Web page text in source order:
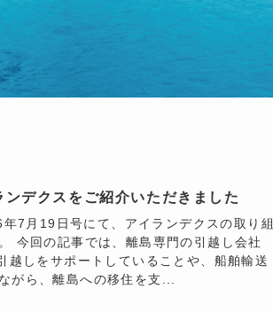
デクスをご紹介いただきました
7月19日号にて、アイランデクスの取り組
今回の記事では、離島専門の引越し会社
越しをサポートしていることや、船舶輸送
がら、離島への移住を支...